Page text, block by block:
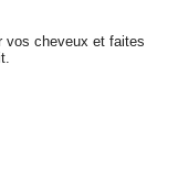
vos cheveux et faites